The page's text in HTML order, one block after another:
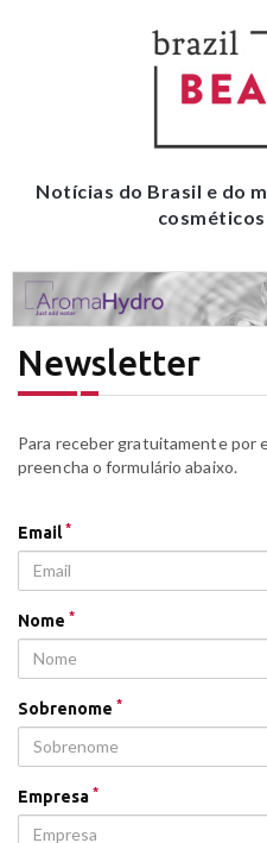
Notícias do Brasil e do
Newsletter
Para receber gratuitamente por
preencha o formulário abaixo.
Email*
Nome *
Sobrenome *
Empresa *